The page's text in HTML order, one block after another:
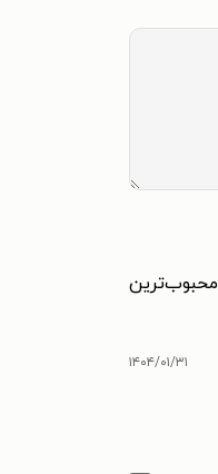
محبوب‌ترین
۱۴۰۴/۰۱/۳۱